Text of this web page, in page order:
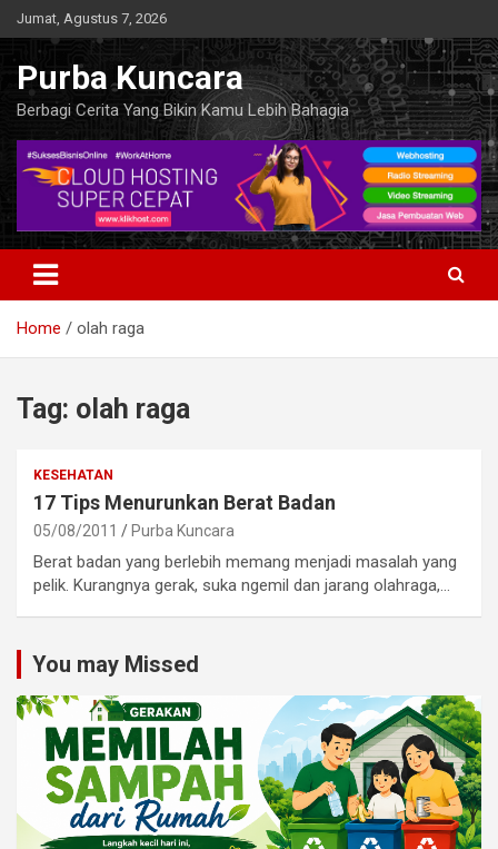
Skip
to
content
Jumat, Agustus 7, 2026
Purba Kuncara
Berbagi Cerita Yang Bikin Kamu Lebih Bahagia
Home olah raga
Tag: olah raga
KESEHATAN
17 Tips Menurunkan Berat Badan
05/08/2011 Purba Kuncara
Berat badan yang berlebih memang menjadi masalah yang
pelik. Kurangnya gerak, suka ngemil dan jarang olahraga,…
You may Missed